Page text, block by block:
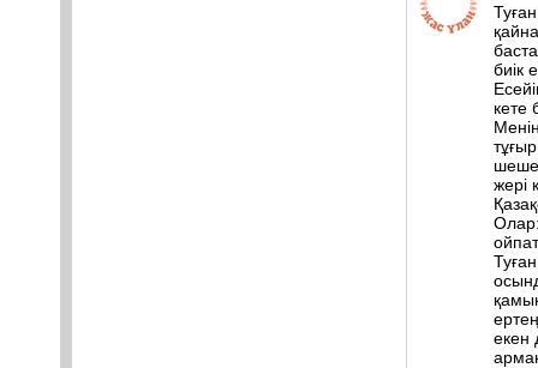
биік
кете
жері
екен